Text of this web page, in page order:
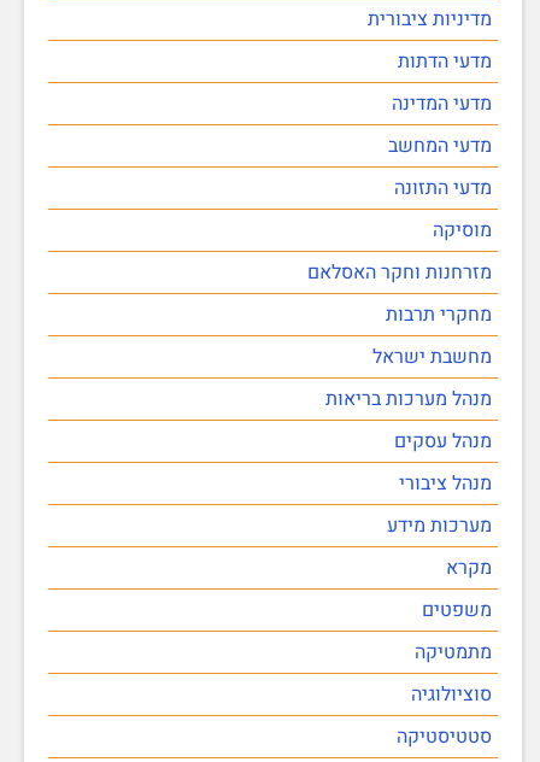
מדיניות ציבורית
מדעי הדתות
מדעי המדינה
מדעי המחשב
מדעי התזונה
מוסיקה
מזרחנות וחקר האסלאם
מחקרי תרבות
מחשבת ישראל
מנהל מערכות בריאות
מנהל עסקים
מנהל ציבורי
מערכות מידע
מקרא
משפטים
מתמטיקה
סוציולוגיה
סטטיסטיקה